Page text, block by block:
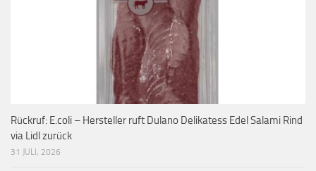
Rückruf: E.coli – Hersteller ruft Dulano Delikatess Edel Salami Rind
via Lidl zurück
31 JULI, 2026